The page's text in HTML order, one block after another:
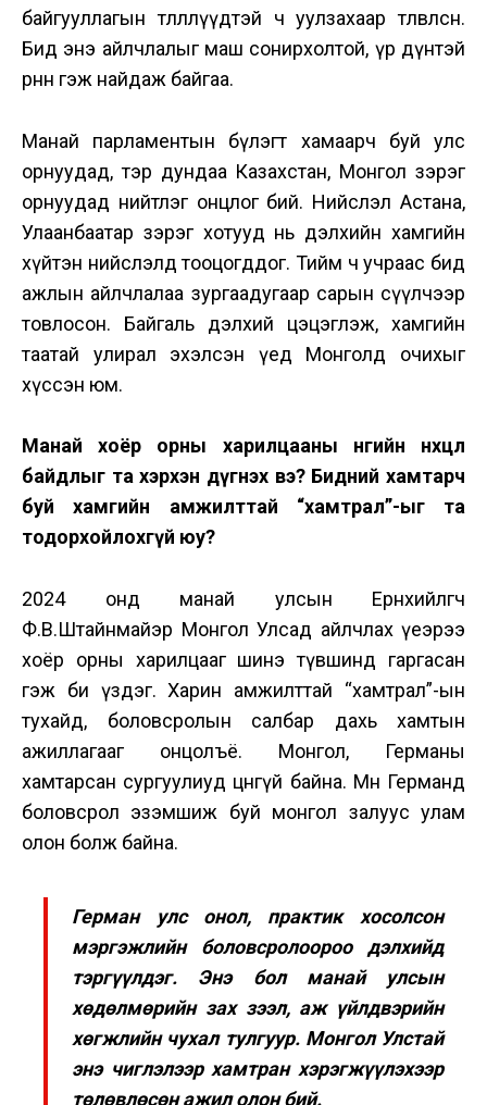
байгууллагын төлөөллүүдтэй ч уулзахаар төлөвлөсөн.
Бид энэ айлчлалыг маш сонирхолтой, үр дүнтэй
өрнөнө гэж найдаж байгаа.
Манай парламентын бүлэгт хамаарч буй улс
орнуудад, тэр дундаа Казахстан, Монгол зэрэг
орнуудад нийтлэг онцлог бий. Нийслэл Астана,
Улаанбаатар зэрэг хотууд нь дэлхийн хамгийн
хүйтэн нийслэлд тооцогддог. Тийм ч учраас бид
ажлын айлчлалаа зургаадугаар сарын сүүлчээр
товлосон. Байгаль дэлхий цэцэглэж, хамгийн
таатай улирал эхэлсэн үед Монголд очихыг
хүссэн юм.
Манай хоёр орны харилцааны өнөөгийн нөхцөл
байдлыг та хэрхэн дүгнэх вэ? Бидний хамтарч
буй хамгийн амжилттай “хамтрал”-ыг та
тодорхойлохгүй юу?
2024 онд манай улсын Ерөнхийлөгч
Ф.В.Штайнмайэр Монгол Улсад айлчлах үеэрээ
хоёр орны харилцааг шинэ түвшинд гаргасан
гэж би үздэг. Харин амжилттай “хамтрал”-ын
тухайд, боловсролын салбар дахь хамтын
ажиллагааг онцолъё. Монгол, Германы
хамтарсан сургуулиуд цөөнгүй байна. Мөн Германд
боловсрол эзэмшиж буй монгол залуус улам
олон болж байна.
Герман улс онол, практик хосолсон
мэргэжлийн боловсролоороо дэлхийд
тэргүүлдэг. Энэ бол манай улсын
хөдөлмөрийн зах зээл, аж үйлдвэрийн
хөгжлийн чухал тулгуур. Монгол Улстай
энэ чиглэлээр хамтран хэрэгжүүлэхээр
төлөвлөсөн ажил олон бий.